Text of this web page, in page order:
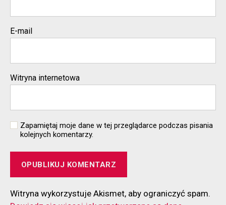
E-mail
Witryna internetowa
Zapamiętaj moje dane w tej przeglądarce podczas pisania
kolejnych komentarzy.
Witryna wykorzystuje Akismet, aby ograniczyć spam.